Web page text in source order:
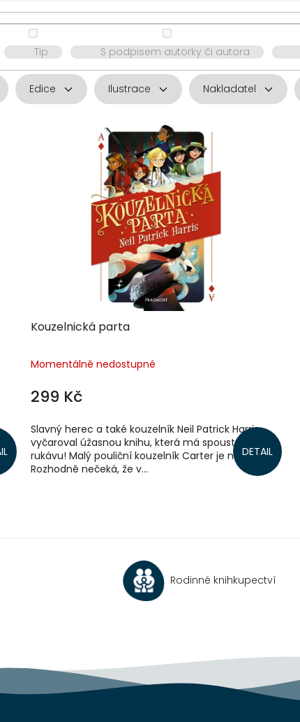
Tip S podpisem autorky či autora
Edice Ilustrace Nakladatel
Kouzelnická parta
Momentálně nedostupné
299 Kč
DETAIL
Slavný herec a také kouzelník Neil Patrick Harris
vyčaroval úžasnou knihu, která má spoustu triků v
rukávu! Malý pouliční kouzelník Carter je na útěku.
Rozhodně nečeká, že v...
a
c
í
y
ý
Rodinné knihkupectví